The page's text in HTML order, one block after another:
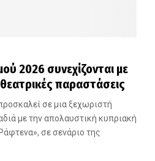
2026 συνεχίζονται με
παραστάσεις
σε μια ξεχωριστή
με την απολαυστική κυπριακή
σε σενάριο της